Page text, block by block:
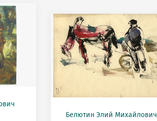
Белютин Элий Михайлович